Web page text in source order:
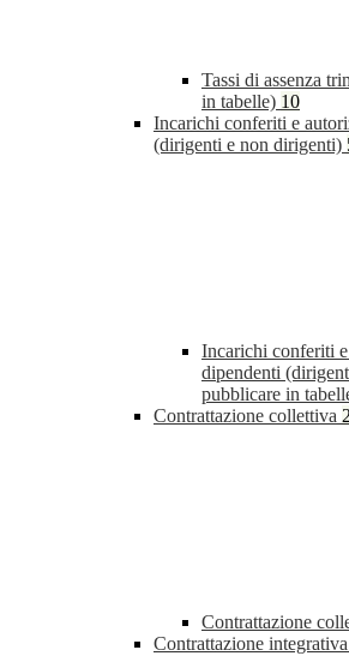
Tassi di assenza
in tabelle) 10
Incarichi conferiti e
(dirigenti e non dirigenti)
Incarichi conferiti
dipendenti
pubblicare in
Contrattazione collettiva 2
Contrattazione
Contrattazione integrativa